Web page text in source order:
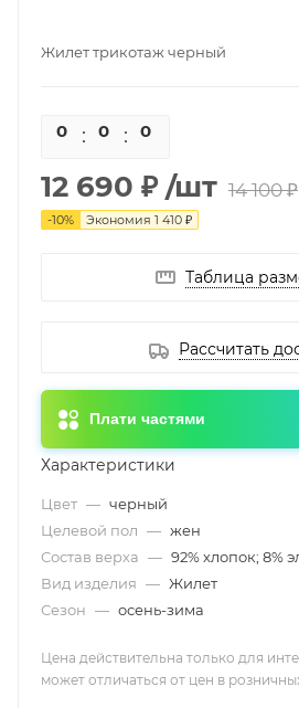
Жилет трикотаж черный
0 0 0
12 690 ₽ /шт 14 100 ₽
-10% Экономия 1 410 ₽
Таблица
Рассчитать
Плати частями
Характеристики
Цвет — черный
Целевой пол — жен
Состав верха — 92% хлопок; 8%
Вид изделия — Жилет
Сезон — осень-зима
Цена действительна только для
может отличаться от цен в